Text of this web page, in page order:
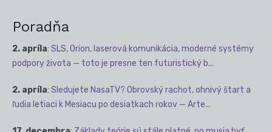
Poradňa
2. apríla: SLS, Orion, laserová komunikácia, moderné systémy
podpory života — toto je presne ten futuristický b...
2. apríla: Sledujete NasaTV? Obrovský rachot, ohnivý štart a
ľudia letiaci k Mesiacu po desiatkach rokov — Arte...